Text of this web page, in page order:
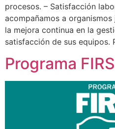
procesos. – Satisfacción
acompañamos a
la mejora continua en la
satisfacción de sus
Programa